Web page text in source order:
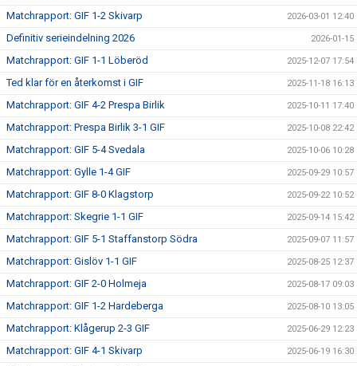
Matchrapport: GIF 1-2 Skivarp 2026-03-01 12:40
Definitiv serieindelning 2026 2026-01-15
Matchrapport: GIF 1-1 Löberöd 2025-12-07 17:54
Ted klar för en återkomst i GIF 2025-11-18 16:13
Matchrapport: GIF 4-2 Prespa Birlik 2025-10-11 17:40
Matchrapport: Prespa Birlik 3-1 GIF 2025-10-08 22:42
Matchrapport: GIF 5-4 Svedala 2025-10-06 10:28
Matchrapport: Gylle 1-4 GIF 2025-09-29 10:57
Matchrapport: GIF 8-0 Klagstorp 2025-09-22 10:52
Matchrapport: Skegrie 1-1 GIF 2025-09-14 15:42
Matchrapport: GIF 5-1 Staffanstorp Södra 2025-09-07 11:57
Matchrapport: Gislöv 1-1 GIF 2025-08-25 12:37
Matchrapport: GIF 2-0 Holmeja 2025-08-17 09:03
Matchrapport: GIF 1-2 Hardeberga 2025-08-10 13:05
Matchrapport: Klågerup 2-3 GIF 2025-06-29 12:23
Matchrapport: GIF 4-1 Skivarp 2025-06-19 16:30